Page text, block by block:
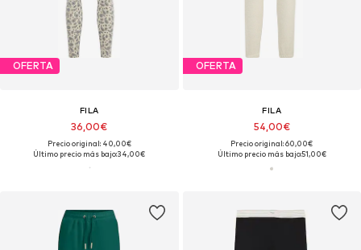
OFERTA
FILA
36,00€
Precio original: 40,00€
Último precio más bajo:34,00€
OFERTA
FILA
54,00€
Precio original: 60,00€
Último precio más bajo:51,00€